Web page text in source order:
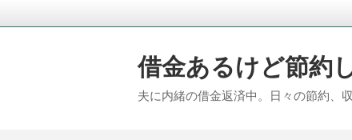
借金あるけど節約
夫に内緒の借金返済中。日々の節約、